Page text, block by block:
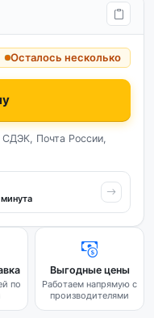
Осталось несколько
СДЭК, Почта России,
по
Выгодные цены
Работаем напрямую с
производителями